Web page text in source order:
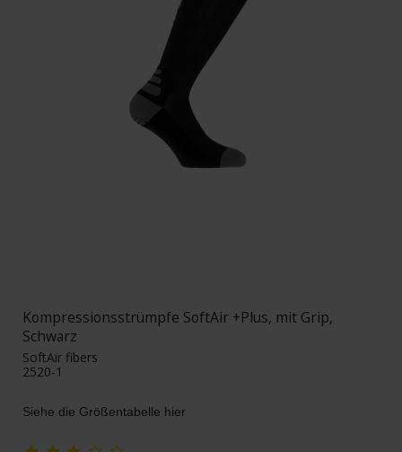
Kompressionsstrümpfe SoftAir +Plus, mit Grip,
Schwarz
SoftAir fibers
2520-1
Siehe die Größentabelle hier